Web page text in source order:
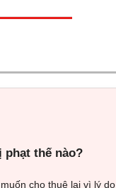
phạt thế nào?
cho thuê lại vì lý do